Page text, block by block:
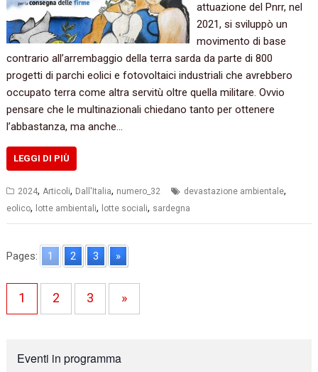
attuazione del Pnrr, nel
2021, si sviluppò un
movimento di base
contrario all’arrembaggio della terra sarda da parte di 800
progetti di parchi eolici e fotovoltaici industriali che avrebbero
occupato terra come altra servitù oltre quella militare. Ovvio
pensare che le multinazionali chiedano tanto per ottenere
l’abbastanza, ma anche…
LEGGI DI PIÙ
2024,Articoli, Dall'Italia, numero_32 devastazione ambientale,
eolico, lotte ambientali, lotte sociali, sardegna
Pages: 1 2 3 »
1 2 3 »
Eventi in programma